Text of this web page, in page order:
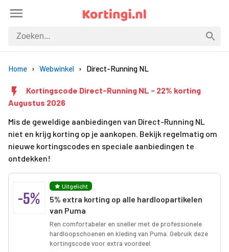
Home Webwinkel Direct-Running NL
Kortingscode Direct-Running NL - 22% korting
Augustus 2026
Mis de geweldige aanbiedingen van Direct-Running NL
niet en krijg korting op je aankopen. Bekijk regelmatig om
nieuwe kortingscodes en speciale aanbiedingen te
ontdekken!
-5%
Uitgelicht
5% extra korting op alle hardloopartikelen
van Puma
Ren comfortabeler en sneller met de professionele
hardloopschoenen en kleding van Puma. Gebruik deze
kortingscode voor extra voordeel.